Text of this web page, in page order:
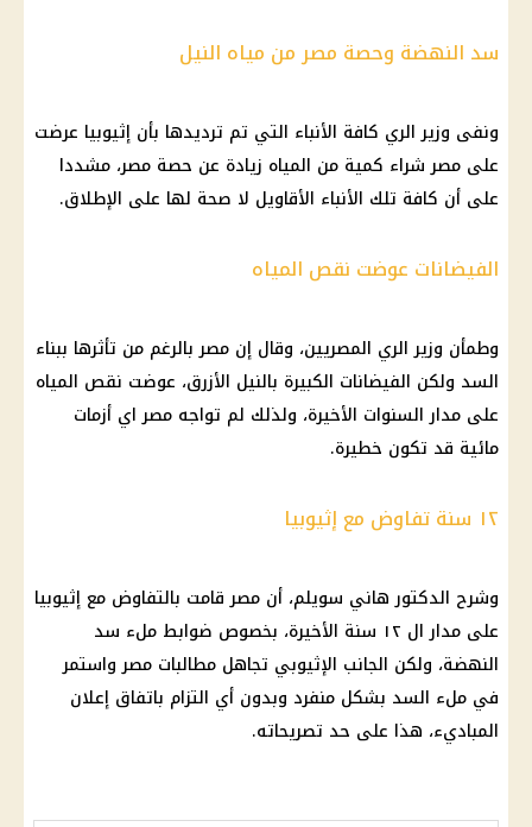
سد النهضة وحصة مصر من مياه النيل
ونفى وزير الري كافة الأنباء التي تم ترديدها بأن إثيوبيا عرضت
على مصر شراء كمية من المياه زيادة عن حصة مصر، مشددا
على أن كافة تلك الأنباء الأقاويل لا صحة لها على الإطلاق.
الفيضانات عوضت نقص المياه
وطمأن وزير الري المصريين، وقال إن مصر بالرغم من تأثرها ببناء
السد ولكن الفيضانات الكبيرة بالنيل الأزرق، عوضت نقص المياه
على مدار السنوات الأخيرة، ولذلك لم تواجه مصر اي أزمات
مائية قد تكون خطيرة.
١٢ سنة تفاوض مع إثيوبيا
وشرح الدكتور هاني سويلم، أن مصر قامت بالتفاوض مع إثيوبيا
على مدار ال ١٢ سنة الأخيرة، بخصوص ضوابط ملء سد
النهضة، ولكن الجانب الإثيوبي تجاهل مطالبات مصر واستمر
في ملء السد بشكل منفرد وبدون أي التزام باتفاق إعلان
المباديء، هذا على حد تصريحاته.